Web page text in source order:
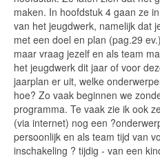
maken. In hoofdstuk 4 gaan ze
van het jeugdwerk, namelijk dat
met een doel en plan (pag.29
maar vraag jezelf en als team
het jeugdwerk dit jaar of voor
jaarplan er uit, welke
hoe? Zo vaak beginnen we
programma. Te vaak zie ik ook
(via internet) nog een
persoonlijk en als team tijd van
inschakeling ? tijdig - van een